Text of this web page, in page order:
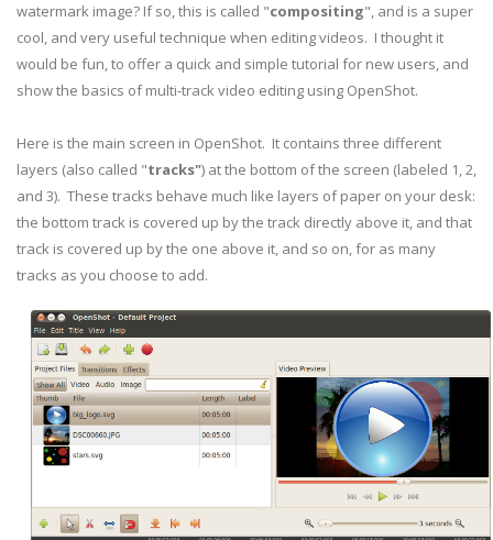
watermark image? If so, this is called "compositing", and is a super
cool, and very useful technique when editing videos. I thought it
would be fun, to offer a quick and simple tutorial for new users, and
show the basics of multi-track video editing using OpenShot.
Here is the main screen in OpenShot. It contains three different
layers (also called "tracks") at the bottom of the screen (labeled 1, 2,
and 3). These tracks behave much like layers of paper on your desk:
the bottom track is covered up by the track directly above it, and that
track is covered up by the one above it, and so on, for as many
tracks as you choose to add.